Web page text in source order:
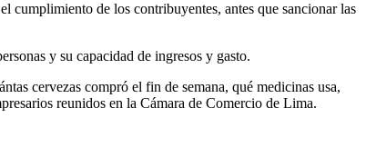
cumplimiento de los contribuyentes, antes que sancionar las
y su capacidad de ingresos y gasto.
cervezas compró el fin de semana, qué medicinas usa,
reunidos en la Cámara de Comercio de Lima.